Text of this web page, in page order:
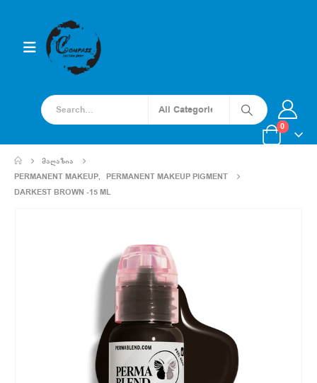
0
ᲛᲐᲦᲐᲖᲘᲐ
PERMANENT MAKEUP, PERMANENT MAKEUP PIGMENT
DARKEST BROWN -15 ML